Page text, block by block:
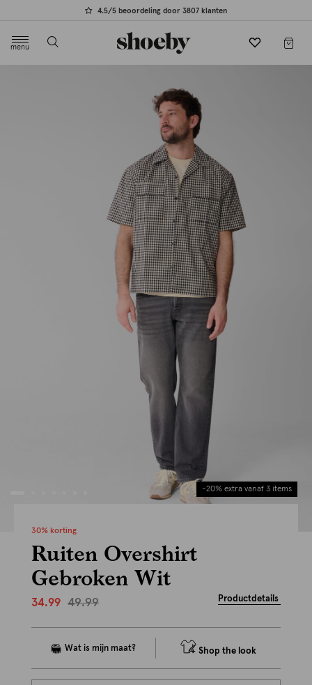
4.5/5 beoordeling door 3807 klanten
menu
-20% extra vanaf 3 items
30% korting
Ruiten Overshirt
Gebroken Wit
34.99 49.99 Productdetails
Shop the look